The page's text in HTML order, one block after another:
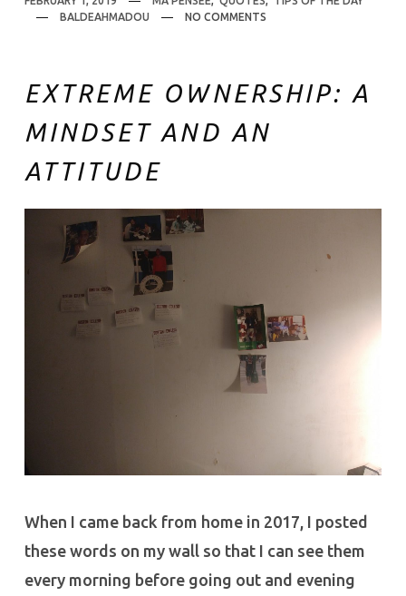
BALDEAHMADOU
NO COMMENTS
EXTREME OWNERSHIP: A
MINDSET AND AN
ATTITUDE
When I came back from home in 2017, I posted
these words on my wall so that I can see them
every morning before going out and evening